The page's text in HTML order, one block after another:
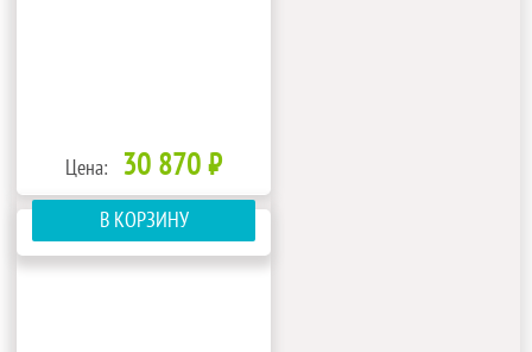
Цена: 30 870 ₽
В КОРЗИНУ